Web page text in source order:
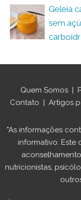
Geleia
sem
Quem Somos |
Contato | Artigos
"As informações
informativo.
nutricionistas,